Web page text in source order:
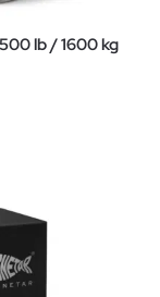
lb / 1600 kg